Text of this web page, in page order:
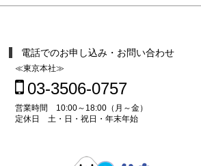
電話でのお申し込み・お問い合わせ
≪東京本社≫
03-3506-0757
営業時間 10:00～18:00（月～金）
定休日 土・日・祝日・年末年始